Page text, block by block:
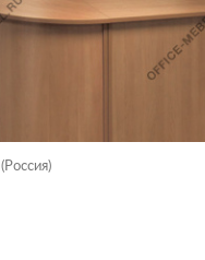
(Россия)